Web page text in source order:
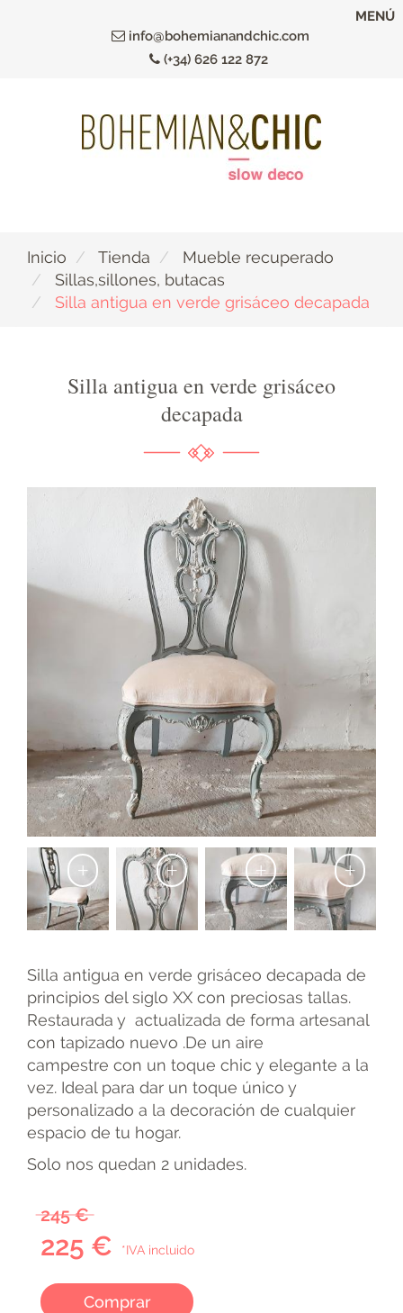
info@bohemianandchic.com
(+34) 626 122 872
MENÚ
Inicio Tienda
Mueble recuperado
Sillas,sillones, butacas
Silla antigua en verde grisáceo decapada
Silla antigua en verde grisáceo
decapada
+ + + +
Silla antigua en verde grisáceo decapada de
principios del siglo XX con preciosas tallas.
Restaurada y actualizada de forma artesanal
con tapizado nuevo .De un aire
campestre con un toque chic y elegante a la
vez. Ideal para dar un toque único y
personalizado a la decoración de cualquier
espacio de tu hogar.
Solo nos quedan 2 unidades.
245 €
225 € *IVA incluido
Comprar